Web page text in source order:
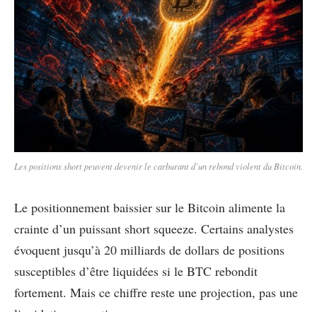
Les positions short peuvent devenir le carburant d’un rebond violent du Bitcoin.
Le positionnement baissier sur le Bitcoin alimente la
crainte d’un puissant short squeeze. Certains analystes
évoquent jusqu’à 20 milliards de dollars de positions
susceptibles d’être liquidées si le BTC rebondit
fortement. Mais ce chiffre reste une projection, pas une